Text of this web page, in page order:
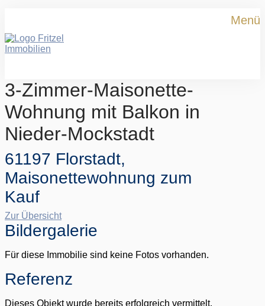
Menü
3-Zimmer-Maisonette-
Wohnung mit Balkon in
Nieder-Mockstadt
61197 Florstadt,
Maisonettewohnung zum
Kauf
Zur Übersicht
Bildergalerie
Für diese Immobilie sind keine Fotos vorhanden.
Referenz
Dieses Objekt wurde bereits erfolgreich vermittelt.